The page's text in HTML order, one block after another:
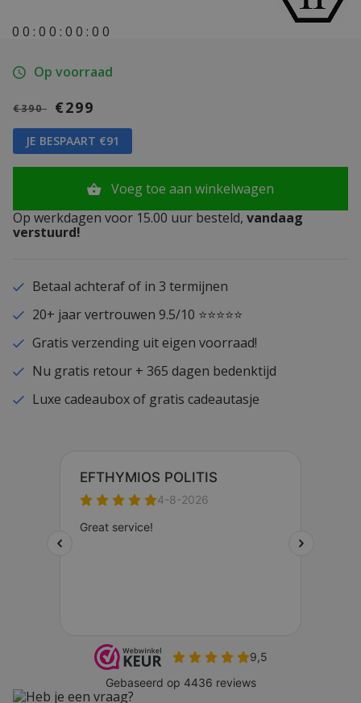
0 0 : 0 0 : 0 0 : 0 0
Op voorraad
€390 €299
JE BESPAART €91
Voeg toe aan winkelwagen
Op werkdagen voor 15.00 uur besteld, vandaag
verstuurd!
Betaal achteraf of in 3 termijnen
20+ jaar vertrouwen 9.5/10 ⭐⭐⭐⭐⭐
Gratis verzending uit eigen voorraad!
Nu gratis retour + 365 dagen bedenktijd
Luxe cadeaubox of gratis cadeautasje